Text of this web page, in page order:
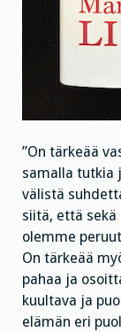
”On tärkeää
samalla tutkia
välistä
siitä, että sekä
olemme
On tärkeää
pahaa ja
kuultava ja
elämän eri